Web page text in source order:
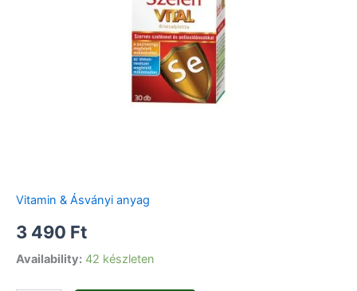
Vitamin & Ásványi anyag
3 490 Ft
Availability: 42 készleten